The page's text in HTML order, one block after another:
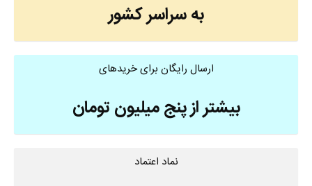
به سراسر کشور
ارسال رایگان برای خریدهای
بیشتر از پنج میلیون تومان
نماد اعتماد